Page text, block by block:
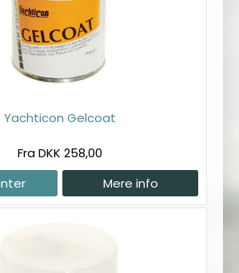
Yachticon Gelcoat
Fra DKK 258,00
Mere info